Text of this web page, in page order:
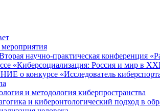
научно-практическая конференция
«Киберсоциализация: Россия и мир в
о конкурсе «Исследователь
и методология киберпространства
и киберонтологический подход в